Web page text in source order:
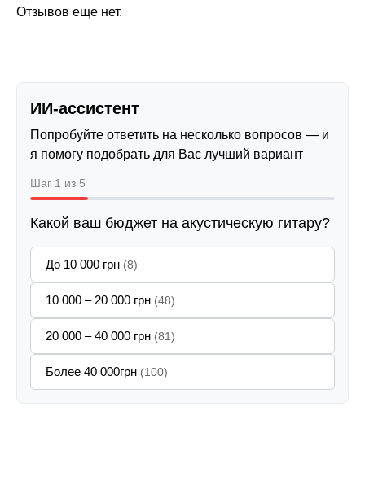
Отзывов еще нет.
ИИ-ассистент
Попробуйте ответить на несколько вопросов — и
я помогу подобрать для Вас лучший вариант
Шаг 1 из 5
Какой ваш бюджет на акустическую гитару?
До 10 000 грн (8)
10 000 – 20 000 грн (48)
20 000 – 40 000 грн (81)
Более 40 000грн (100)